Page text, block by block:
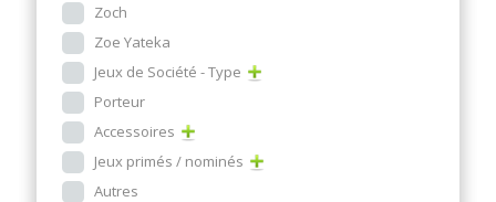
Zoch
Zoe Yateka
Jeux de Société - Type
Porteur
Accessoires
Jeux primés / nominés
Autres